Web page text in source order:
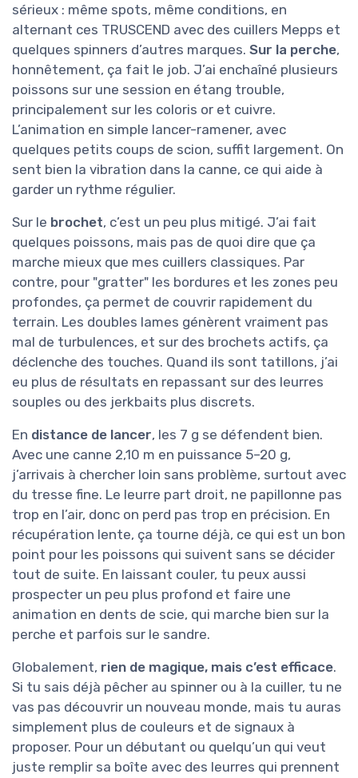
sérieux : même spots, même conditions, en
alternant ces TRUSCEND avec des cuillers Mepps et
quelques spinners d’autres marques. Sur la perche,
honnêtement, ça fait le job. J’ai enchaîné plusieurs
poissons sur une session en étang trouble,
principalement sur les coloris or et cuivre.
L’animation en simple lancer-ramener, avec
quelques petits coups de scion, suffit largement. On
sent bien la vibration dans la canne, ce qui aide à
garder un rythme régulier.
Sur le brochet, c’est un peu plus mitigé. J’ai fait
quelques poissons, mais pas de quoi dire que ça
marche mieux que mes cuillers classiques. Par
contre, pour "gratter" les bordures et les zones peu
profondes, ça permet de couvrir rapidement du
terrain. Les doubles lames génèrent vraiment pas
mal de turbulences, et sur des brochets actifs, ça
déclenche des touches. Quand ils sont tatillons, j’ai
eu plus de résultats en repassant sur des leurres
souples ou des jerkbaits plus discrets.
En distance de lancer, les 7 g se défendent bien.
Avec une canne 2,10 m en puissance 5–20 g,
j’arrivais à chercher loin sans problème, surtout avec
du tresse fine. Le leurre part droit, ne papillonne pas
trop en l’air, donc on perd pas trop en précision. En
récupération lente, ça tourne déjà, ce qui est un bon
point pour les poissons qui suivent sans se décider
tout de suite. En laissant couler, tu peux aussi
prospecter un peu plus profond et faire une
animation en dents de scie, qui marche bien sur la
perche et parfois sur le sandre.
Globalement, rien de magique, mais c’est efficace.
Si tu sais déjà pêcher au spinner ou à la cuiller, tu ne
vas pas découvrir un nouveau monde, mais tu auras
simplement plus de couleurs et de signaux à
proposer. Pour un débutant ou quelqu’un qui veut
juste remplir sa boîte avec des leurres qui prennent